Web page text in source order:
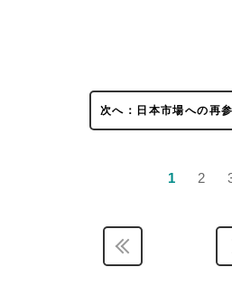
次へ：日本市場への再
1 2